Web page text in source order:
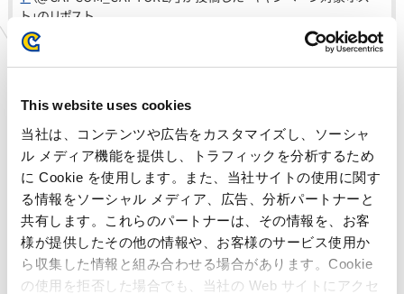
This website uses cookies
当社は、コンテンツや広告をカスタマイズし、ソーシャ
ル メディア機能を提供し、トラフィックを分析するため
に Cookie を使用します。また、当社サイトの使用に関す
る情報をソーシャル メディア、広告、分析パートナーと
共有します。これらのパートナーは、その情報を、お客
様が提供したその他の情報や、お客様のサービス使用か
ら収集した情報と組み合わせる場合があります。Cookie
の使用を拒否した場合でも、当社の Web サイトにアクセ
ト」のリポスト。
・以下の場合は、キャンペーンへの応募及び抽選の対象外となりま
す。
・「キャンペーン対象ツイート」の引用リポスト。
・抽選前に「カプコンネットキャッチャーカプとれ X(旧Twitter)
アカウント （@CAPCOM_CAPTORE）」「モフモフレンズ X(旧
Twitter)アカウント（@_MOFMOFRIENDS_）」のフォローを解除さ
れたアカウント。
・キャンペーンに関係ないと当社が判断したリポスト。
●当選発表
・厳正な抽選の上、当選者様にはキャンペーン終了後に「カプコン
ネットキャッチャーカプとれ X(旧Twitter)アカウント
（@CAPCOM_CAPTORE）」より、1ヶ月以内にダイレクトメッセー